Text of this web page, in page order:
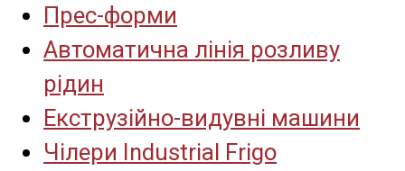
Прес-форми
Автоматична лінія розливу
рідин
Екструзійно-видувні машини
Чілери Industrial Frigo